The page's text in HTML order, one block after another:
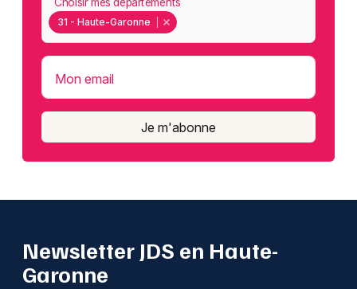
31 - Haute-Garonne
Mon email
Je m'abonne
Newsletter JDS en Haute-
Garonne